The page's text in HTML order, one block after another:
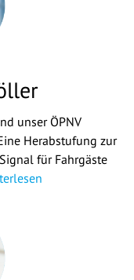
unser ÖPNV
Herabstufung zur
für Fahrgäste